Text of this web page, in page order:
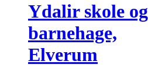
Ydalir skole og
barnehage,
Elverum